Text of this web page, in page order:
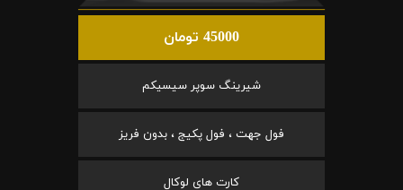
45000 تومان
شیرینگ سوپر سیسیکم
فول جهت ، فول پکیج ، بدون فریز
کارت های لوکال